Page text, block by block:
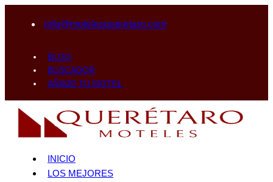
info@motelesqueretaro.com
BLOG
BUSCADOR
AÑADE TU MOTEL
INICIO
LOS MEJORES